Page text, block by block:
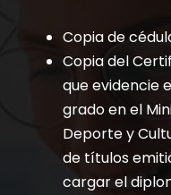
Copia de
Copia del
que evidencie
grado en el
Deporte y
de títulos
cargar el